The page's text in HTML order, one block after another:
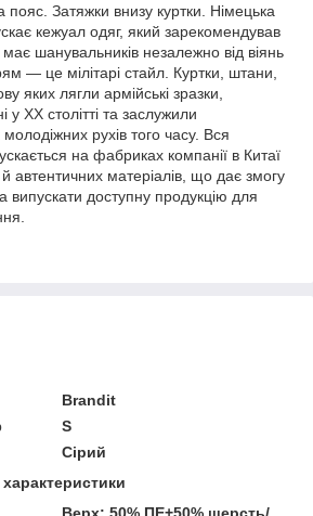
Затяжки внизу куртки. Німецька
кежуал одяг, який зарекомендував
має шанувальників незалежно від віянь
— це мілітарі стайл. Куртки, штани,
яких лягли армійські зразки,
у XX столітті та заслужили
молодіжних рухів того часу. Вся
на фабриках компанії в Китаї
автентичних матеріалів, що дає змогу
випускати доступну продукцію для
Brandit
S
Сірий
Верх: 50% ПЕ+50% шерсть/